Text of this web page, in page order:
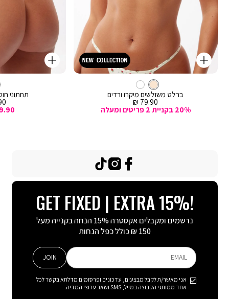
קנייה
מהירה
צבע
קרם
ברלט משולשים מיקרו ורדים
מחיר
מכירה
79.90 ₪
20% בקניית 2 פריטים ומעלה
ברלט
קנייה
מהירה
תחתוני
₪
GET FIXED | EXTRA 15%!
נרשמים ומקבלים אקסטרה 15% הנחה בקנייה מעל
150 ₪ כולל כפל הנחות
EMAIL
אני מאשר/ת לקבל מבצעים, עדכונים ופרסומים מדלתא בקשר לכל
אחד ממותגי הקבוצה במייל, SMS ושאר ערוצי המדיה.
JOIN